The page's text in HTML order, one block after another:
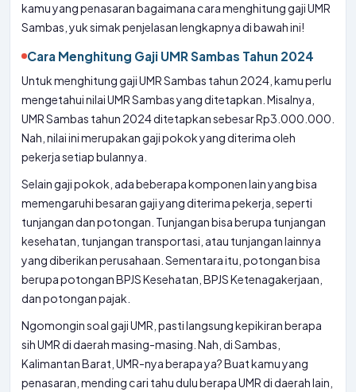
kamu yang penasaran bagaimana cara menghitung gaji UMR
Sambas, yuk simak penjelasan lengkapnya di bawah ini!
Cara Menghitung Gaji UMR Sambas Tahun 2024
Untuk menghitung gaji UMR Sambas tahun 2024, kamu perlu
mengetahui nilai UMR Sambas yang ditetapkan. Misalnya,
UMR Sambas tahun 2024 ditetapkan sebesar Rp3.000.000.
Nah, nilai ini merupakan gaji pokok yang diterima oleh
pekerja setiap bulannya.
Selain gaji pokok, ada beberapa komponen lain yang bisa
memengaruhi besaran gaji yang diterima pekerja, seperti
tunjangan dan potongan. Tunjangan bisa berupa tunjangan
kesehatan, tunjangan transportasi, atau tunjangan lainnya
yang diberikan perusahaan. Sementara itu, potongan bisa
berupa potongan BPJS Kesehatan, BPJS Ketenagakerjaan,
dan potongan pajak.
Ngomongin soal gaji UMR, pasti langsung kepikiran berapa
sih UMR di daerah masing-masing. Nah, di Sambas,
Kalimantan Barat, UMR-nya berapa ya? Buat kamu yang
penasaran, mending cari tahu dulu berapa UMR di daerah lain,